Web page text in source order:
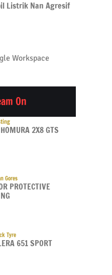
Listrik Nan Agresif
Workspace
On
2X8 GTS
Gores
PROTECTIVE
Tyre
651 SPORT